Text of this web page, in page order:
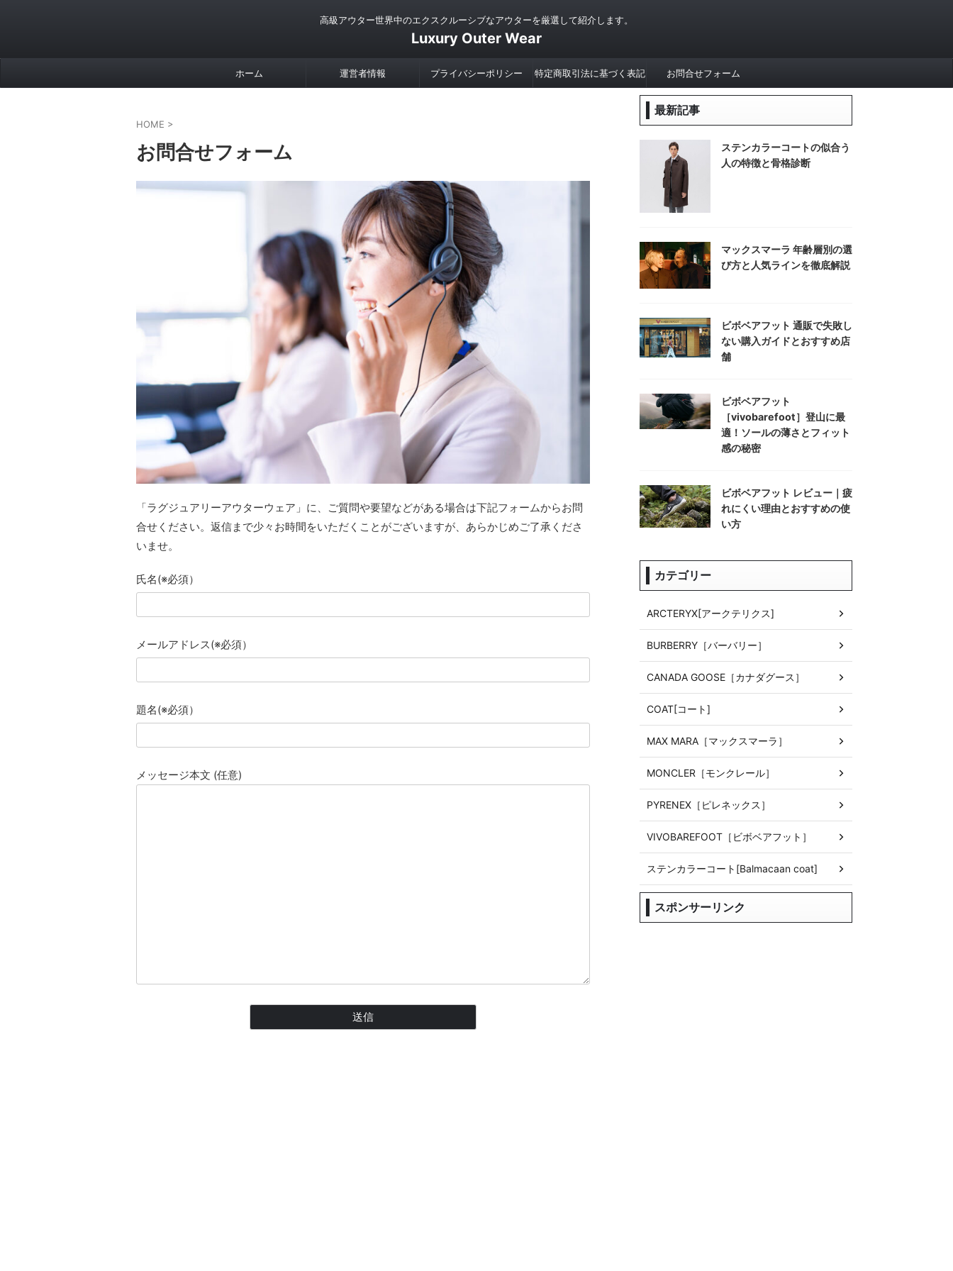
高級アウター世界中のエクスクルーシブなアウターを厳選して紹介します。
Luxury Outer Wear
ホーム 運営者情報 プライバシーポリシー 特定商取引法に基づく表記 お問合せフォーム
HOME >
お問合せフォーム
「ラグジュアリーアウターウェア」に、ご質問や要望などがある場合は下記フォームからお問
合せください。返信まで少々お時間をいただくことがございますが、あらかじめご了承くださ
いませ。
氏名(※必須）
メールアドレス(※必須）
題名(※必須）
メッセージ本文 (任意)
最新記事
ステンカラーコートの似合う
人の特徴と骨格診断
マックスマーラ 年齢層別の選
び方と人気ラインを徹底解説
ビボベアフット 通販で失敗し
ない購入ガイドとおすすめ店
舗
ビボベアフット
［vivobarefoot］登山に最
適！ソールの薄さとフィット
感の秘密
ビボベアフット レビュー｜疲
れにくい理由とおすすめの使
い方
カテゴリー
ARCTERYX[アークテリクス]
BURBERRY［バーバリー］
CANADA GOOSE［カナダグース］
COAT[コート]
MAX MARA［マックスマーラ］
MONCLER［モンクレール］
PYRENEX［ピレネックス］
VIVOBAREFOOT［ビボベアフット］
ステンカラーコート[Balmacaan coat]
スポンサーリンク